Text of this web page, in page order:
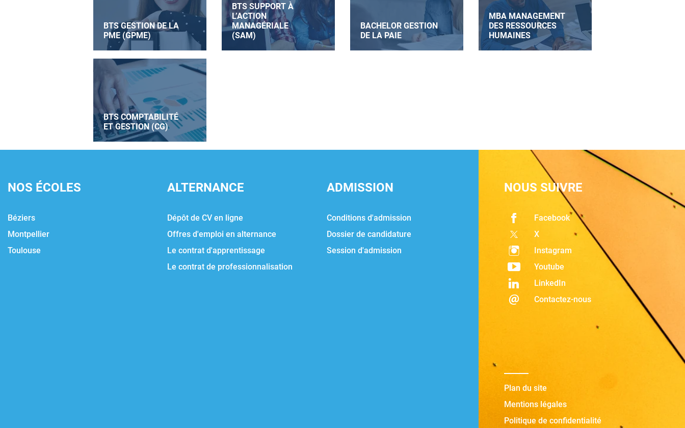
BTS GESTION DE LA
PME (GPME)
BTS SUPPORT À
L’ACTION
MANAGÉRIALE
(SAM)
BACHELOR GESTION
DE LA PAIE
MBA MANAGEMENT
DES RESSOURCES
HUMAINES
BTS COMPTABILITÉ
ET GESTION (CG)
NOS ÉCOLES
Béziers
Montpellier
Toulouse
ALTERNANCE
Dépôt de CV en ligne
Offres d'emploi en alternance
Le contrat d'apprentissage
Le contrat de professionnalisation
ADMISSION
Conditions d'admission
Dossier de candidature
Session d'admission
NOUS SUIVRE
Facebook
X
Instagram
Youtube
LinkedIn
Contactez-nous
Plan du site
Mentions légales
Politique de confidentialité